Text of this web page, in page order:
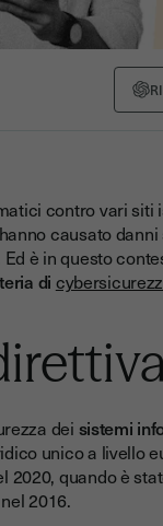
contro vari siti
causato
è in questo
di
dei sistemi
unico a livello
quando è
2016.